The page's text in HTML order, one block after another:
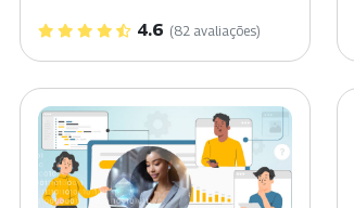
4.6 (82 avaliações)